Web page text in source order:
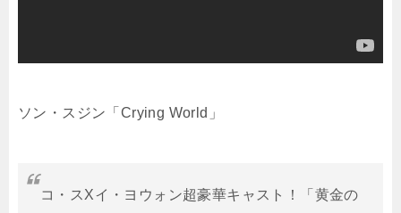
ソン・スジン「Crying World」
コ・スXイ・ヨウォン超豪華キャスト！「黄金の